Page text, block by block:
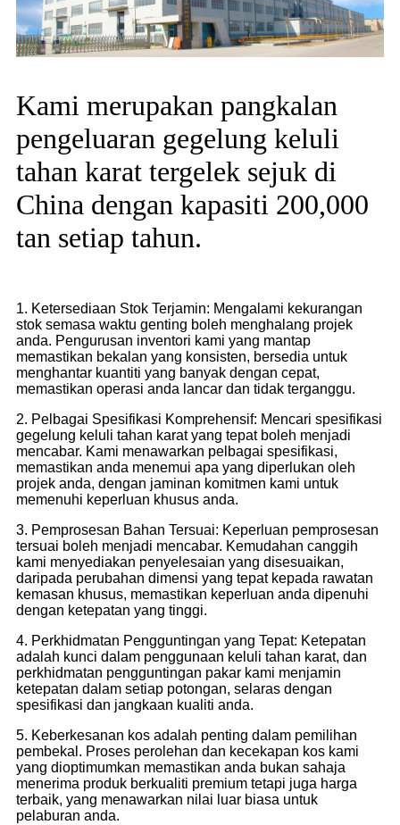
Kami merupakan pangkalan
pengeluaran gegelung keluli
tahan karat tergelek sejuk di
China dengan kapasiti 200,000
tan setiap tahun.
1. Ketersediaan Stok Terjamin: Mengalami kekurangan
stok semasa waktu genting boleh menghalang projek
anda. Pengurusan inventori kami yang mantap
memastikan bekalan yang konsisten, bersedia untuk
menghantar kuantiti yang banyak dengan cepat,
memastikan operasi anda lancar dan tidak terganggu.
2. Pelbagai Spesifikasi Komprehensif: Mencari spesifikasi
gegelung keluli tahan karat yang tepat boleh menjadi
mencabar. Kami menawarkan pelbagai spesifikasi,
memastikan anda menemui apa yang diperlukan oleh
projek anda, dengan jaminan komitmen kami untuk
memenuhi keperluan khusus anda.
3. Pemprosesan Bahan Tersuai: Keperluan pemprosesan
tersuai boleh menjadi mencabar. Kemudahan canggih
kami menyediakan penyelesaian yang disesuaikan,
daripada perubahan dimensi yang tepat kepada rawatan
kemasan khusus, memastikan keperluan anda dipenuhi
dengan ketepatan yang tinggi.
4. Perkhidmatan Pengguntingan yang Tepat: Ketepatan
adalah kunci dalam penggunaan keluli tahan karat, dan
perkhidmatan pengguntingan pakar kami menjamin
ketepatan dalam setiap potongan, selaras dengan
spesifikasi dan jangkaan kualiti anda.
5. Keberkesanan kos adalah penting dalam pemilihan
pembekal. Proses perolehan dan kecekapan kos kami
yang dioptimumkan memastikan anda bukan sahaja
menerima produk berkualiti premium tetapi juga harga
terbaik, yang menawarkan nilai luar biasa untuk
pelaburan anda.